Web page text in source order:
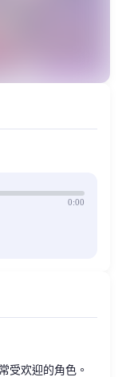
0:00
受欢迎的角色。